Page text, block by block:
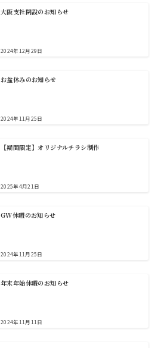
大阪支社開設のお知らせ
2024年12月29日
お盆休みのお知らせ
2024年11月25日
【期間限定】オリジナルチラシ制作
2025年4月21日
GW休暇のお知らせ
2024年11月25日
年末年始休暇のお知らせ
2024年11月11日